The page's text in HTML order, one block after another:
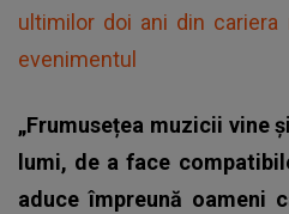
ultimilor doi ani din cariera
evenimentul
„Frumusețea muzicii vine
lumi, de a face
aduce împreună oameni